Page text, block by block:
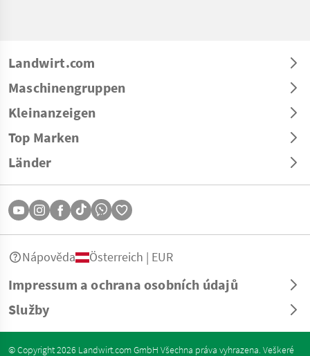
Landwirt.com
Maschinengruppen
Kleinanzeigen
Top Marken
Länder
Impressum a ochrana osobních údajů
Služby
Nápověda Österreich | EUR
© Copyright 2026 Landwirt.com GmbH Všechna práva vyhrazena. Veškeré